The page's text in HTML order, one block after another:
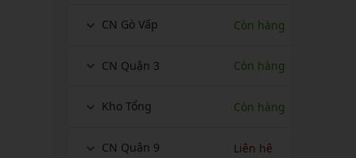
Túi Cầu Lông Apavi
MÁY ĐAN
Phụ Kiện Máy Đan
CN Gò Vấp Còn hàng
CN Quận 3 Còn hàng
Kho Tổng Còn hàng
CN Quận 9 Liên hệ